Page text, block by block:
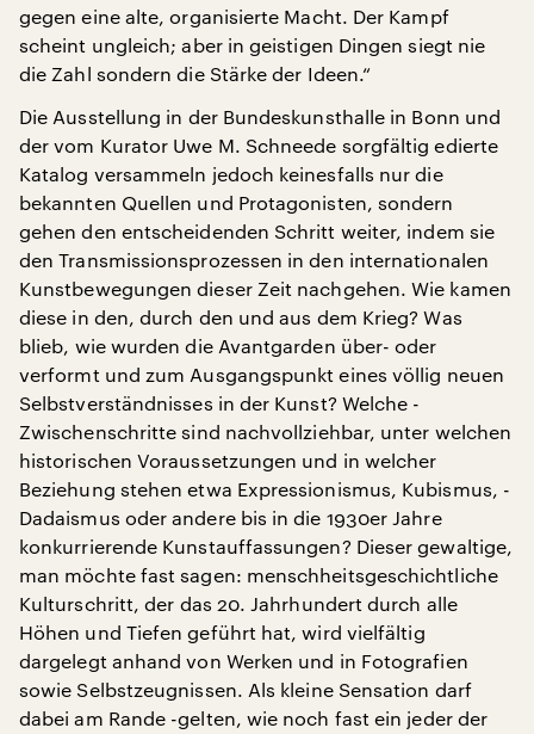
gegen eine alte, organisierte Macht. Der Kampf
scheint ungleich; aber in geistigen Dingen siegt nie
die Zahl sondern die Stärke der Ideen.“
Die Ausstellung in der Bundeskunsthalle in Bonn und
der vom Kurator Uwe M. Schneede sorgfältig edierte
Katalog versammeln jedoch keinesfalls nur die
bekannten Quellen und Protagonisten, sondern
gehen den entscheidenden Schritt weiter, indem sie
den Transmissionsprozessen in den internationalen
Kunstbewegungen dieser Zeit nachgehen. Wie kamen
diese in den, durch den und aus dem Krieg? Was
blieb, wie wurden die Avantgarden über- oder
verformt und zum Ausgangspunkt eines völlig neuen
Selbstverständnisses in der Kunst? Welche -
Zwischenschritte sind nachvollziehbar, unter welchen
historischen Voraussetzungen und in welcher
Beziehung stehen etwa Expressionismus, Kubismus, -
Dadaismus oder andere bis in die 1930er Jahre
konkurrierende Kunstauffassungen? Dieser gewaltige,
man möchte fast sagen: menschheitsgeschichtliche
Kulturschritt, der das 20. Jahrhundert durch alle
Höhen und Tiefen geführt hat, wird vielfältig
dargelegt anhand von Werken und in Fotografien
sowie Selbstzeugnissen. Als kleine Sensation darf
dabei am Rande -gelten, wie noch fast ein jeder der